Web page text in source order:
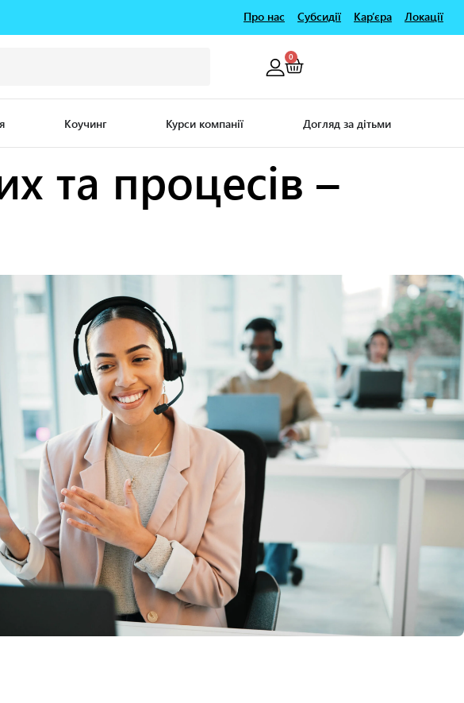
Про нас Субсидії Кар’єра Локації
0
Коучинг Курси компанії Догляд за дітьми
та процесів –